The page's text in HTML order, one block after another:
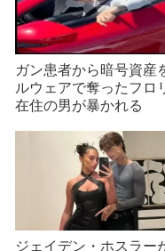
ガン患者から暗号資産
ルウェアで奪ったフロ
在住の男が暴かれる
ジェイデン・ホスラー